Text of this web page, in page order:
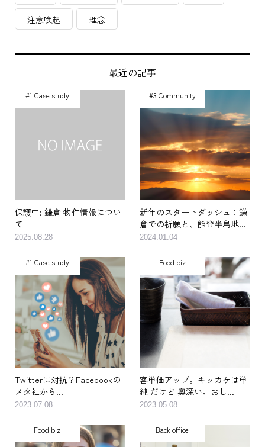
注意喚起 理念
最近の記事
#1 Case study
保護中: 鎌倉 物件情報につい
て
2025.08.28
#3 Community
新年のスタートダッシュ：鎌
倉での祈願と、能登半島地...
2024.01.04
#1 Case study
Twitterに対抗？Facebookの
メタ社から...
2023.07.08
Food biz
客単価アップ。キッカケは単
純 だけど 奥深い。おし...
2023.05.08
Food biz Back office